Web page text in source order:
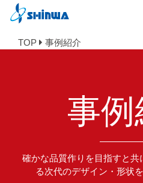
TOP 事例紹介
事例
確かな品質作りを目指すと
る次代のデザイン・形状